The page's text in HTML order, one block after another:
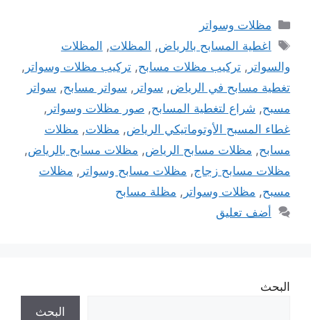
التصنيفات
مظلات وسواتر
الوسوم
اغطية المسابح بالرياض, المظلات, المظلات
والسواتر , تركيب مظلات مسابح, تركيب مظلات وسواتر ,
تغطية مسابح في الرياض, سواتر , سواتر مسابح, سواتر
مسبح, شراع لتغطية المسابح, صور مظلات وسواتر ,
غطاء المسبح الأوتوماتيكي الرياض, مظلات, مظلات
مسابح, مظلات مسابح الرياض, مظلات مسابح بالرياض,
مظلات مسابح زجاج, مظلات مسابح وسواتر , مظلات
مسبح, مظلات وسواتر , مظلة مسابح
أضف تعليق
البحث
البحث